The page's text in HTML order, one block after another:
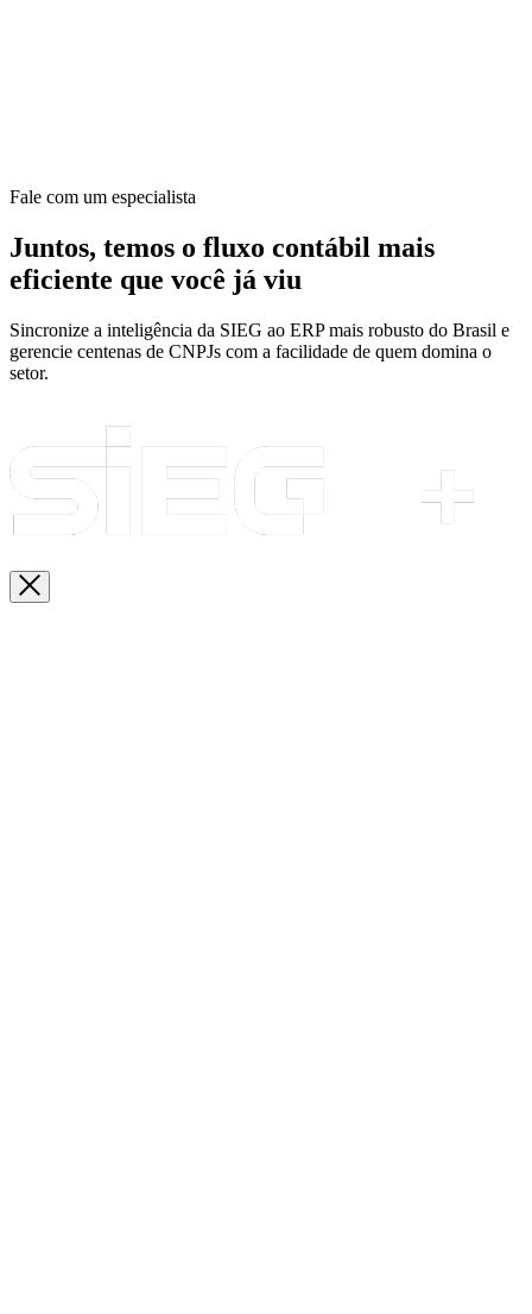
Fale com um especialista
Juntos, temos o fluxo contábil mais
eficiente que você já viu
Sincronize a inteligência da SIEG ao ERP mais robusto do Brasil e
gerencie centenas de CNPJs com a facilidade de quem domina o
setor.